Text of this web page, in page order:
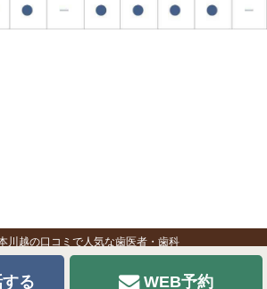
川越の口コミで人気な歯医者・歯科
る WEB予約